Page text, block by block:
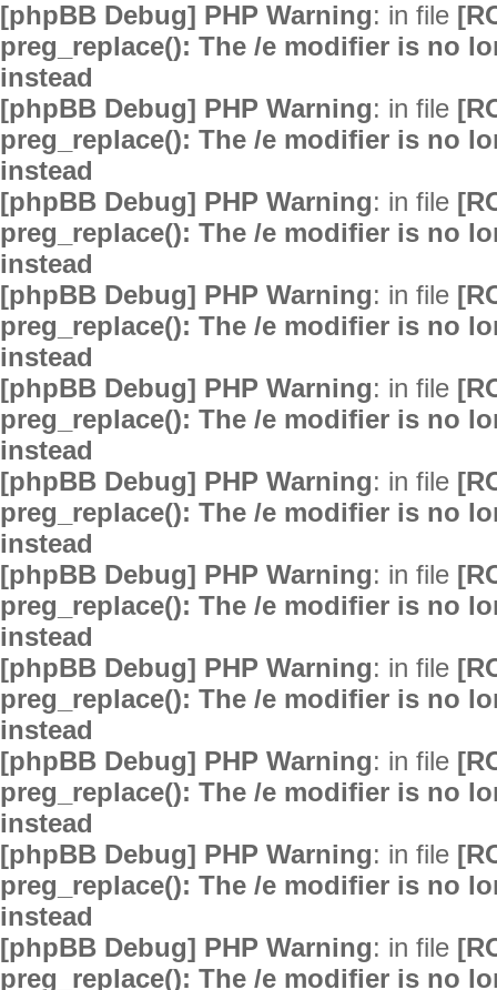
[phpBB Debug] PHP Warning: in file
preg_replace(): The /e modifier is no
instead
[phpBB Debug] PHP Warning: in file
preg_replace(): The /e modifier is no
instead
[phpBB Debug] PHP Warning: in file
preg_replace(): The /e modifier is no
instead
[phpBB Debug] PHP Warning: in file
preg_replace(): The /e modifier is no
instead
[phpBB Debug] PHP Warning: in file
preg_replace(): The /e modifier is no
instead
[phpBB Debug] PHP Warning: in file
preg_replace(): The /e modifier is no
instead
[phpBB Debug] PHP Warning: in file
preg_replace(): The /e modifier is no
instead
[phpBB Debug] PHP Warning: in file
preg_replace(): The /e modifier is no
instead
[phpBB Debug] PHP Warning: in file
preg_replace(): The /e modifier is no
instead
[phpBB Debug] PHP Warning: in file
preg_replace(): The /e modifier is no
instead
[phpBB Debug] PHP Warning: in file
preg_replace(): The /e modifier is no